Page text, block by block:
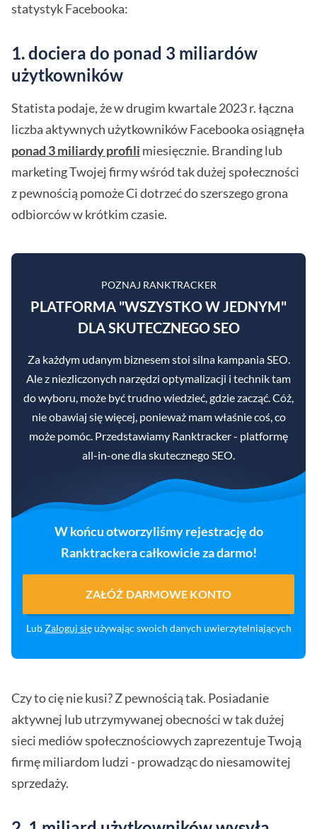
statystyk Facebooka:
1. dociera do ponad 3 miliardów
użytkowników
Statista podaje, że w drugim kwartale 2023 r. łączna
liczba aktywnych użytkowników Facebooka osiągnęła
ponad 3 miliardy profili miesięcznie. Branding lub
marketing Twojej firmy wśród tak dużej społeczności
z pewnością pomoże Ci dotrzeć do szerszego grona
odbiorców w krótkim czasie.
POZNAJ RANKTRACKER
PLATFORMA "WSZYSTKO W JEDNYM"
DLA SKUTECZNEGO SEO
Za każdym udanym biznesem stoi silna kampania SEO.
Ale z niezliczonych narzędzi optymalizacji i technik tam
do wyboru, może być trudno wiedzieć, gdzie zacząć. Cóż,
nie obawiaj się więcej, ponieważ mam właśnie coś, co
może pomóc. Przedstawiamy Ranktracker - platformę
all-in-one dla skutecznego SEO.
W końcu otworzyliśmy rejestrację do
Ranktrackera całkowicie za darmo!
ZAŁÓŻ DARMOWE KONTO
LubZaloguj sięużywając swoich danych uwierzytelniających
Czy to cię nie kusi? Z pewnością tak. Posiadanie
aktywnej lub utrzymywanej obecności w tak dużej
sieci mediów społecznościowych zaprezentuje Twoją
firmę miliardom ludzi - prowadząc do niesamowitej
sprzedaży.